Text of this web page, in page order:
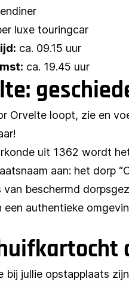
luxe touringcar
ca. 09.15 uur
ca. 19.45 uur
Orvelte loopt, zie en
uit 1362 wordt
aan: het dorp
van beschermd
een authentieke
bij jullie opstapplaats